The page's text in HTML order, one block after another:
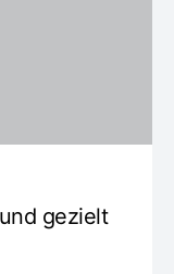
gezielt